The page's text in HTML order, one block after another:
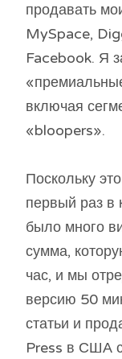
продавать
MySpace,
Facebook. Я
включая
«bloopers».
Поскольку
первый раз в
было много
сумма,
час, и мы
версию 50
статьи и
Press в США